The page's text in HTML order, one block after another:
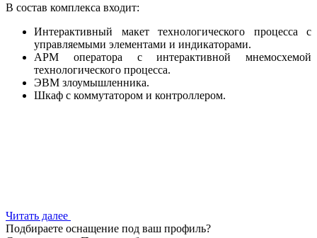
В состав комплекса входит:
Интерактивный макет технологического процесса с
управляемыми элементами и индикаторами.
АРМ оператора с интерактивной мнемосхемой
технологического процесса.
ЭВМ злоумышленника.
Шкаф с коммутатором и контроллером.
Читать далее
Подбираете оснащение под ваш профиль?